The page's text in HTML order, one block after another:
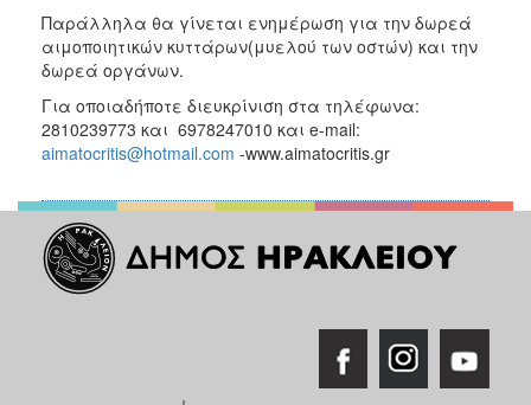
Παράλληλα θα γίνεται ενημέρωση για την δωρεά
αιμοποιητικών κυττάρων(μυελού των οστών) και την
δωρεά οργάνων.
Για οποιαδήποτε διευκρίνιση στα τηλέφωνα:
2810239773 και 6978247010 και e-mail:
aimatocritis@hotmail.com -www.aimatocritis.gr